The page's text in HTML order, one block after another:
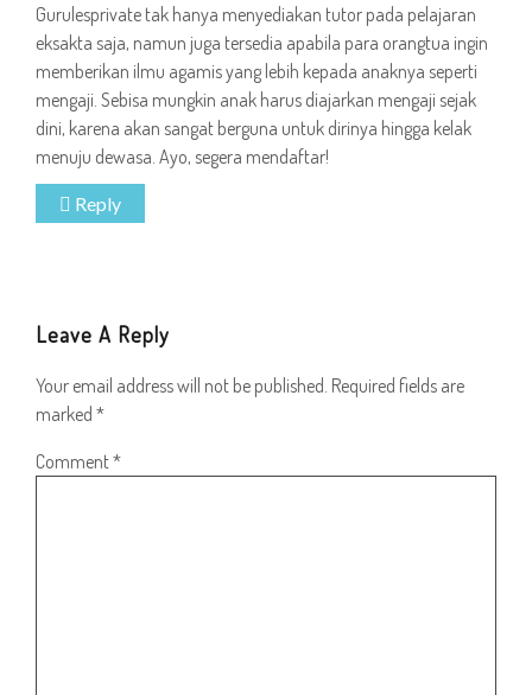
Gurulesprivate tak hanya menyediakan tutor pada pelajaran
eksakta saja, namun juga tersedia apabila para orangtua ingin
memberikan ilmu agamis yang lebih kepada anaknya seperti
mengaji. Sebisa mungkin anak harus diajarkan mengaji sejak
dini, karena akan sangat berguna untuk dirinya hingga kelak
menuju dewasa. Ayo, segera mendaftar!
Reply
Leave A Reply
Your email address will not be published. Required fields are
marked *
Comment*